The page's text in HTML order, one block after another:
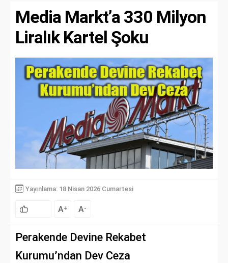
Media Markt’a 330 Milyon
Liralık Kartel Şoku
Yayınlama: 18 Nisan 2026 Cumartesi
A+ A-
Perakende Devine Rekabet
Kurumu’ndan Dev Ceza